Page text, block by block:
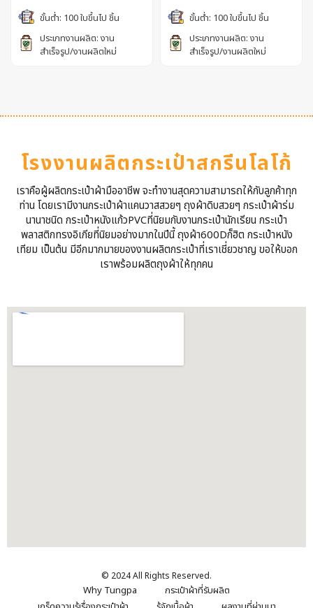
ขั้นต่ำ: 100 ใบขึ้นไป ชิ้น
ประเภทงานผลิต: งาน
สำเร็จรูป/งานผลิตใหม่
ขั้นต่ำ: 100 ใบขึ้นไป ชิ้น
ประเภทงานผลิต: งาน
สำเร็จรูป/งานผลิตใหม่
โรงงานผลิตกระเป๋าสกรีนโลโก้
เราคือผู้ผลิตกระเป๋าผ้ามืออาชีพ จะทำงานสุดความสามารถให้กับลูกค้าทุก
ท่าน โดยเรามีงานกระเป๋าผ้าแคนวาสสวยๆ ถุงผ้าดิบสวยๆ กระเป๋าผ้าร่ม
นานาชนิด กระเป๋าหนังแก้วPVCที่นิยมกับงานกระเป๋านักเรียน กระเป๋า
พลาสติกทรงอิเกียที่นิยมอย่างมากในปีนี้ ถุงผ้า600Dก็ฮิต กระเป๋าหนัง
เทียม เป็นต้น มีอีกมากมายของงานผลิตกระเป๋าที่เราเชี่ยวชาญ ขอให้บอก
เราพร้อมผลิตถุงผ้าให้ทุกคน
© 2024 All Rights Reserved.
Why Tungpa
กระเป๋าผ้าที่รับผลิต